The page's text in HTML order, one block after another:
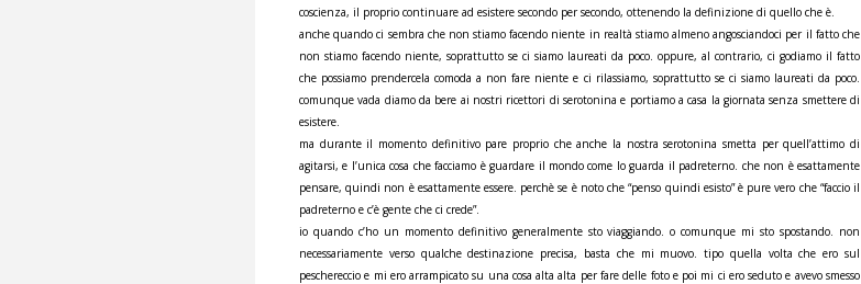
coscienza, il proprio continuare ad esistere secondo per secondo, ottenendo la definizione di quello che è.
anche quando ci sembra che non stiamo facendo niente in realtà stiamo almeno angosciandoci per il fatto che
non stiamo facendo niente, soprattutto se ci siamo laureati da poco. oppure, al contrario, ci godiamo il fatto
che possiamo prendercela comoda a non fare niente e ci rilassiamo, soprattutto se ci siamo laureati da poco.
comunque vada diamo da bere ai nostri ricettori di serotonina e portiamo a casa la giornata senza smettere di
esistere.
ma durante il momento definitivo pare proprio che anche la nostra serotonina smetta per quell’attimo di
agitarsi, e l’unica cosa che facciamo è guardare il mondo come lo guarda il padreterno. che non è esattamente
pensare, quindi non è esattamente essere. perchè se è noto che “penso quindi esisto” è pure vero che “faccio il
padreterno e c’è gente che ci crede”.
io quando c’ho un momento definitivo generalmente sto viaggiando. o comunque mi sto spostando. non
necessariamente verso qualche destinazione precisa, basta che mi muovo. tipo quella volta che ero sul
peschereccio e mi ero arrampicato su una cosa alta alta per fare delle foto e poi mi ci ero seduto e avevo smesso